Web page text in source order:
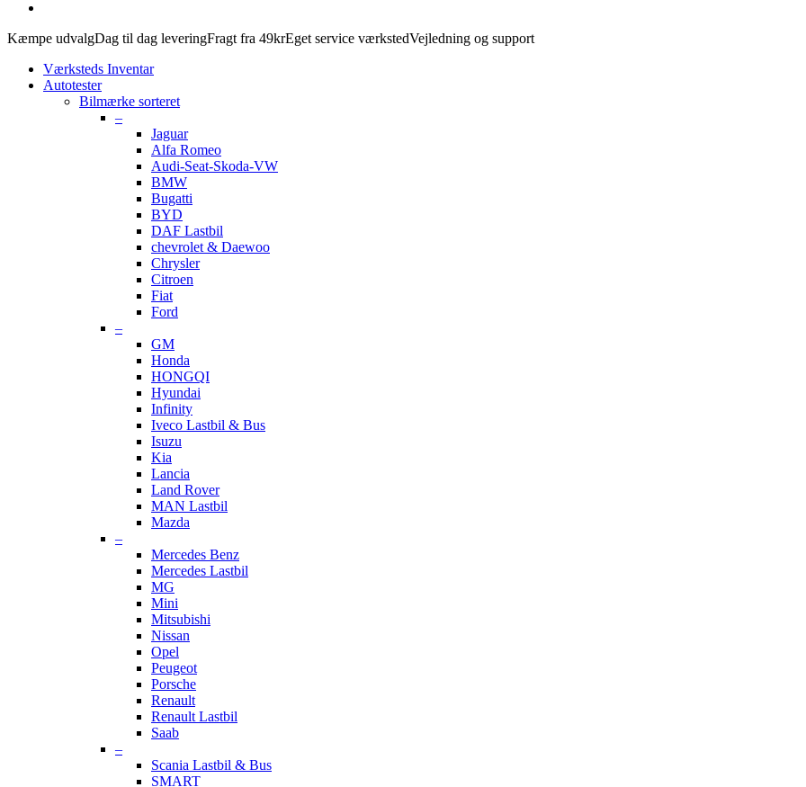
Kæmpe udvalgDag til dag leveringFragt fra 49krEget service værkstedVejledning og support
Værksteds Inventar
Autotester
Bilmærke sorteret
–
Jaguar
Alfa Romeo
Audi-Seat-Skoda-VW
BMW
Bugatti
BYD
DAF Lastbil
chevrolet & Daewoo
Chrysler
Citroen
Fiat
Ford
–
GM
Honda
HONGQI
Hyundai
Infinity
Iveco Lastbil & Bus
Isuzu
Kia
Lancia
Land Rover
MAN Lastbil
Mazda
–
Mercedes Benz
Mercedes Lastbil
MG
Mini
Mitsubishi
Nissan
Opel
Peugeot
Porsche
Renault
Renault Lastbil
Saab
–
Scania Lastbil & Bus
SMART